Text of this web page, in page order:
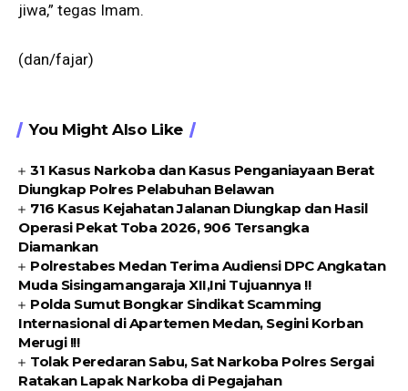
jiwa,” tegas Imam.
(dan/fajar)
You Might Also Like
31 Kasus Narkoba dan Kasus Penganiayaan Berat
Diungkap Polres Pelabuhan Belawan
716 Kasus Kejahatan Jalanan Diungkap dan Hasil
Operasi Pekat Toba 2026, 906 Tersangka
Diamankan
Polrestabes Medan Terima Audiensi DPC Angkatan
Muda Sisingamangaraja XII,Ini Tujuannya !!
Polda Sumut Bongkar Sindikat Scamming
Internasional di Apartemen Medan, Segini Korban
Merugi !!!
Tolak Peredaran Sabu, Sat Narkoba Polres Sergai
Ratakan Lapak Narkoba di Pegajahan